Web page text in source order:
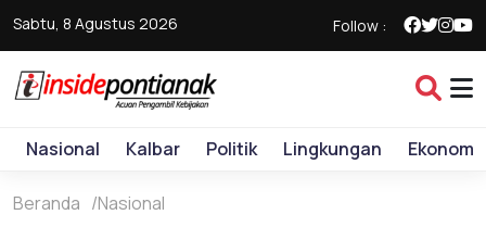
Sabtu, 8 Agustus 2026 Follow :
Nasional Kalbar Politik Lingkungan Ekonomi
Beranda Nasional